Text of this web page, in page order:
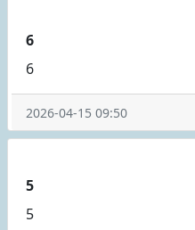
6
6
2026-04-15 09:50
5
5